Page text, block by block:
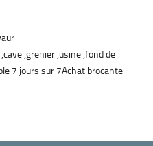
,grenier ,usine ,fond de
7 jours sur 7Achat brocante